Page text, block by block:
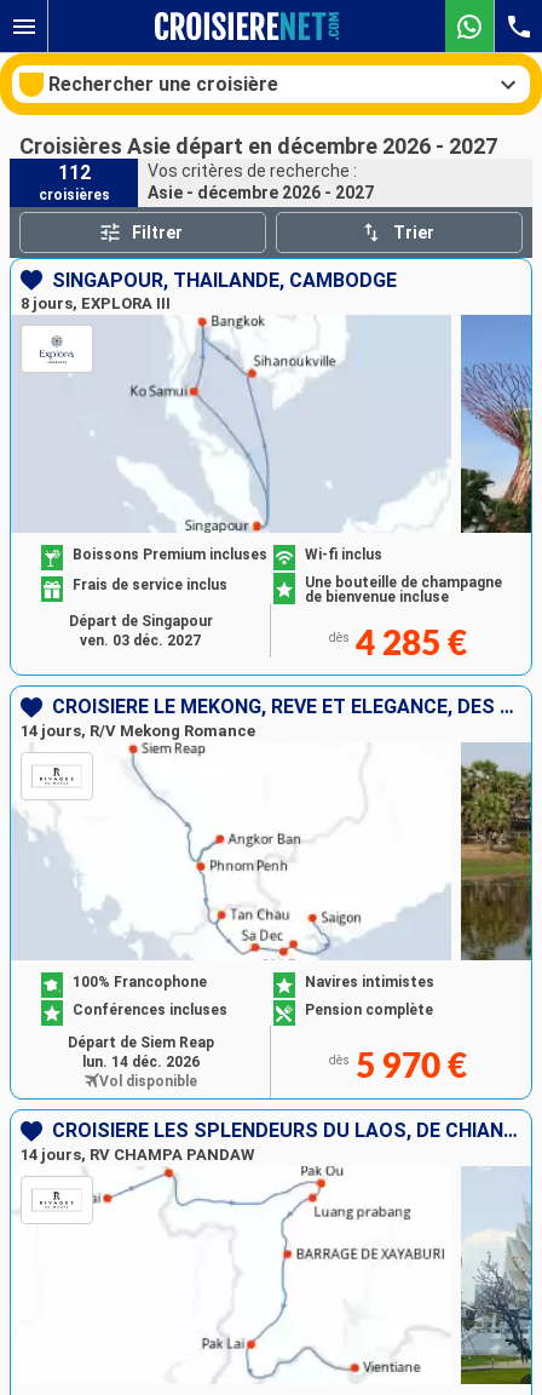
Rechercher une croisière
Nos destinations
Mois de départ
Ports
Rechercher
Croisières Asie départ en décembre 2026 - 2027
112
croisières
Vos critères de recherche :
Asie - décembre 2026 - 2027
Filtrer Trier
SINGAPOUR, THAÏLANDE, CAMBODGE
8 jours, EXPLORA III
Boissons Premium incluses
Wi-fi inclus
Frais de service inclus
Une bouteille de champagne
de bienvenue incluse
dès 4 285 €
Départ de Singapour
ven. 03 déc. 2027
CROISIÈRE LE MÉKONG, RÊVE ET ÉLÉGANCE, DES TEMPLES D’ANGKOR À SAÏGON
14 jours, R/V Mekong Romance
100% Francophone
Navires intimistes
Conférences incluses
Pension complète
dès 5 970 €
Départ de Siem Reap
lun. 14 déc. 2026
Vol disponible
CROISIÈRE LES SPLENDEURS DU LAOS, DE CHIANG RAI À VIENTIANE
14 jours, RV CHAMPA PANDAW